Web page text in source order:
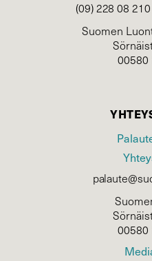
(09) 228 08
Suomen
00580
00580